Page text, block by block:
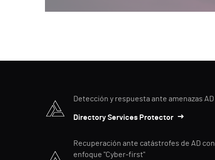
Detección y respuesta ante amenazas AD
Directory Services Protector
Recuperación ante catástrofes de AD con
enfoque "Cyber-first"